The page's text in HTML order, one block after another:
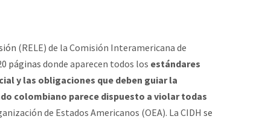
(RELE) de la Comisión Interamericana de
páginas donde aparecen todos los estándares
y las obligaciones que deben guiar la
colombiano parece dispuesto a violar todas
de Estados Americanos (OEA). La CIDH se